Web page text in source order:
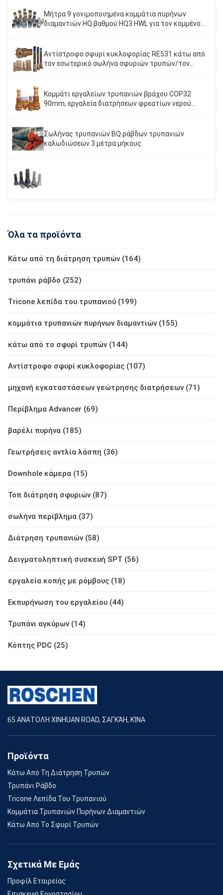
Μήτρα 9 γονιμοποιημένα κομμάτια πυρήνων
διαμαντιών HQ βαθμού HQ3 HWL για τον κομμένο
Αντίστροφο σφυρί κυκλοφορίας RE531 κάτω από
τον εσωτερικό σωλήνα σφυριών τρυπών/τον
Κομμάτι εργαλείων τρυπανιών βράχου COP32
90mm, εργαλεία διατρήσεων φρεατίων νερού
Σωλήνας τρυπανιών BQ ράβδων τρυπανιών
καλωδιώσεων 3 μέτρα μήκους
Όλα τα προϊόντα
Κάτω από τη διάτρηση τρυπών (164)
τρυπάνι ράβδο (252)
Tricone λεπίδα του τρυπανιού (199)
κομμάτια τρυπανιών πυρήνων διαμαντιών (155)
κάτω από το σφυρί τρυπών (144)
Αντίστροφο σφυρί κυκλοφορίας (107)
μηχανή εγκαταστάσεων γεώτρησης διατρήσεων (71)
Περίβλημα Advancer (69)
βαρέλι πυρήνα (185)
Γεωτρήσεις αντλία λάσπη (36)
Downhole κάμερα (15)
Τοπ διάτρηση σφυριών (87)
σωλήνα περίβλημα (37)
Διάτρηση τρυπανιών (58)
Δειγματοληπτική συσκευή SPT (56)
εργαλεία κοπής με ρόμβους (18)
Εκπυρήνωση του εργαλείου (44)
Τρυπάνι αγκύρων (14)
Κόπτης PDC (25)
65 ΑΝΑΤΟΛΉ XINHUAN ROAD, ΣΑΓΚΆΗ, ΚΊΝΑ
Προϊόντα
Κάτω Από Τη Διάτρηση Τρυπών
Τρυπάνι Ράβδο
Tricone Λεπίδα Του Τρυπανιού
Κομμάτια Τρυπανιών Πυρήνων Διαμαντιών
Κάτω Από Το Σφυρί Τρυπών
Σχετικά Με Εμάς
Προφίλ Εταιρείας